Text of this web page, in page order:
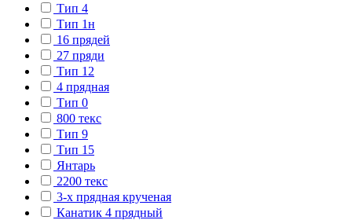
Тип 4
Тип 1н
16 прядей
27 пряди
Тип 12
4 прядная
Тип 0
800 текс
Тип 9
Тип 15
Янтарь
2200 текс
3-х прядная крученая
Канатик 4 прядный